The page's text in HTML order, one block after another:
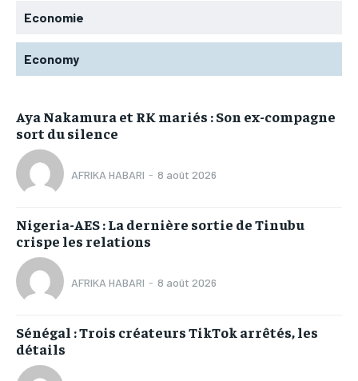
Economie
Economy
Aya Nakamura et RK mariés : Son ex-compagne
sort du silence
AFRIKA HABARI - 8 août 2026
Nigeria-AES : La dernière sortie de Tinubu
crispe les relations
AFRIKA HABARI - 8 août 2026
Sénégal : Trois créateurs TikTok arrêtés, les
détails